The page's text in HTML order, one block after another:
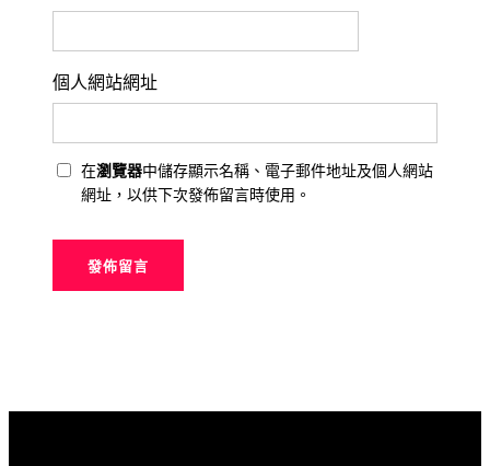
個人網站網址
在瀏覽器中儲存顯示名稱、電子郵件地址及個人網站
網址，以供下次發佈留言時使用。